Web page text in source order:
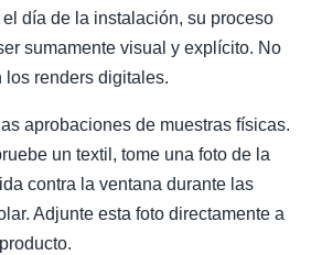
día de la instalación, su proceso
sumamente visual y explícito. No
renders digitales.
aprobaciones de muestras físicas.
un textil, tome una foto de la
contra la ventana durante las
Adjunte esta foto directamente a